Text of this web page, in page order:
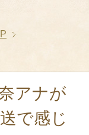
アナが
で感じ